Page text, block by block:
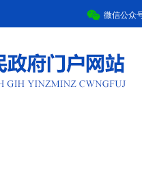
微信公众